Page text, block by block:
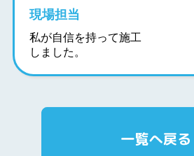
現場担当
私が自信を持って施工
しました。